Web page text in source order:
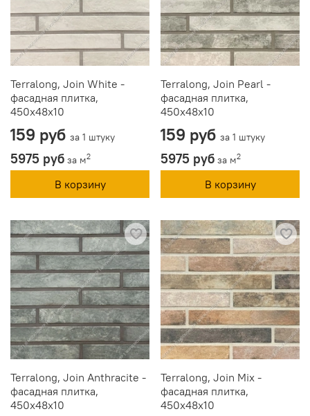
Terralong, Join White -
фасадная плитка,
450х48х10
159 руб за 1 штуку
5975 руб за м2
В корзину
Terralong, Join Pearl -
фасадная плитка,
450х48х10
159 руб за 1 штуку
5975 руб за м2
В корзину
Terralong, Join Anthracite -
фасадная плитка,
450х48х10
Terralong, Join Mix -
фасадная плитка,
450х48х10